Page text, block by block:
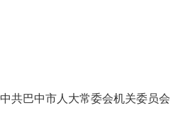
中共巴中市人大常委会机关委员会